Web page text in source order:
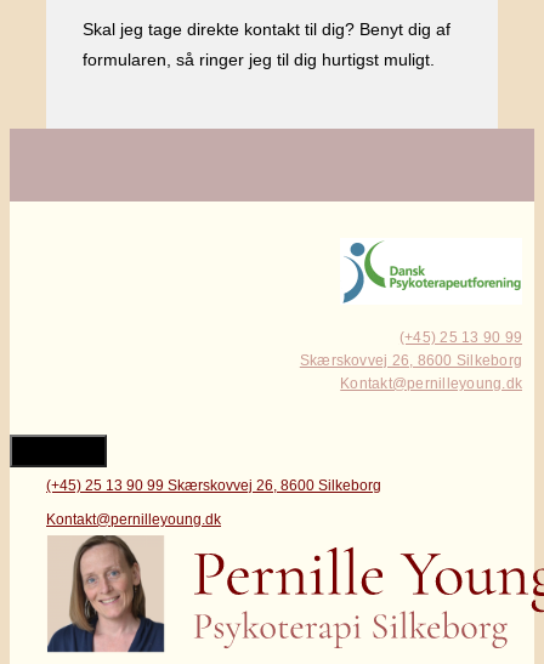
Skal jeg tage direkte kontakt til dig? Benyt dig af
formularen, så ringer jeg til dig hurtigst muligt.
(+45) 25 13 90 99
Skærskovvej 26, 8600 Silkeborg
Kontakt@pernilleyoung.dk
Close
(+45) 25 13 90 99 Skærskovvej 26, 8600 Silkeborg
Kontakt@pernilleyoung.dk